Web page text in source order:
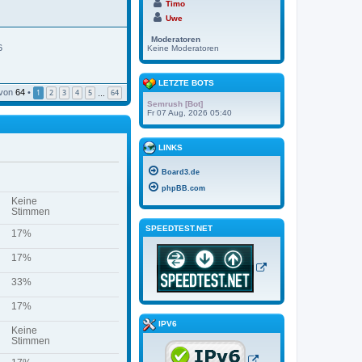
64 • 1 2 3 4 5 … 64
Keine
Stimmen
17%
17%
33%
17%
Keine
Stimmen
Timo
Uwe
Moderatoren
Keine Moderatoren
LETZTE BOTS
Semrush [Bot]
Fr 07 Aug, 2026 05:40
LINKS
Board3.de
phpBB.com
SPEEDTEST.NET
IPV6